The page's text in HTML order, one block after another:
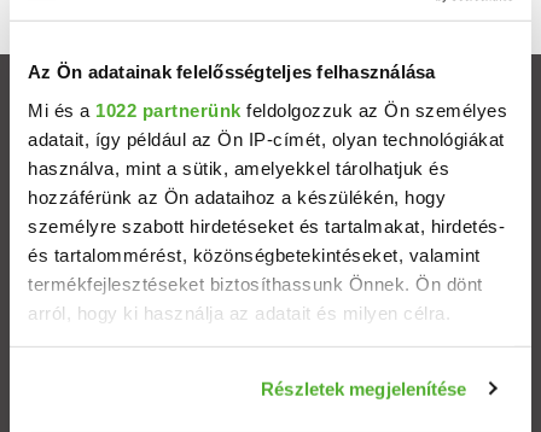
Az Ön adatainak felelősségteljes felhasználása
Mi és a 1022 partnerünk feldolgozzuk az Ön személyes
adatait, így például az Ön IP-címét, olyan technológiákat
használva, mint a sütik, amelyekkel tárolhatjuk és
hozzáférünk az Ön adataihoz a készülékén, hogy
személyre szabott hirdetéseket és tartalmakat, hirdetés-
és tartalommérést, közönségbetekintéseket, valamint
termékfejlesztéseket biztosíthassunk Önnek. Ön dönt
arról, hogy ki használja az adatait és milyen célra.
Információgyűjtés az Ön földrajzi elhelyezkedéséről
Részletek megjelenítése
Ingatlanok
Eladó házak
Eladó lakások
Települések